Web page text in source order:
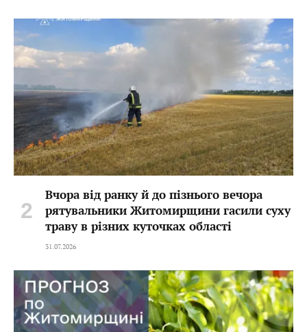
Вчора від ранку й до пізнього вечора
рятувальники Житомирщини гасили суху
траву в різних куточках області
31.07.2026